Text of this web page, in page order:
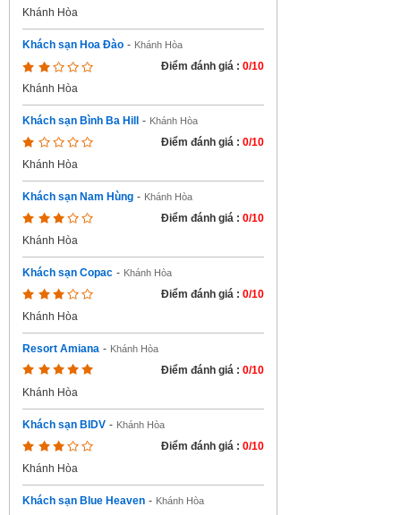
Khánh Hòa
Khách sạn Hoa Đào - Khánh Hòa
Điểm đánh giá : 0/10
Khánh Hòa
Khách sạn Bình Ba Hill - Khánh Hòa
Điểm đánh giá : 0/10
Khánh Hòa
Khách sạn Nam Hùng - Khánh Hòa
Điểm đánh giá : 0/10
Khánh Hòa
Khách sạn Copac - Khánh Hòa
Điểm đánh giá : 0/10
Khánh Hòa
Resort Amiana - Khánh Hòa
Điểm đánh giá : 0/10
Khánh Hòa
Khách sạn BIDV - Khánh Hòa
Điểm đánh giá : 0/10
Khánh Hòa
Khách sạn Blue Heaven - Khánh Hòa